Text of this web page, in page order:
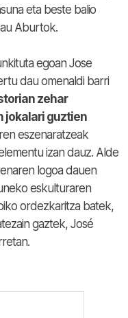
eta beste balio
Aburtok.
egoan Jose
dau omenaldi barri
zehar
jokalari guztien
eszenaratzeak
izan dauz. Alde
logoa dauen
eskulturaren
ordezkaritza batek,
gaztek, José